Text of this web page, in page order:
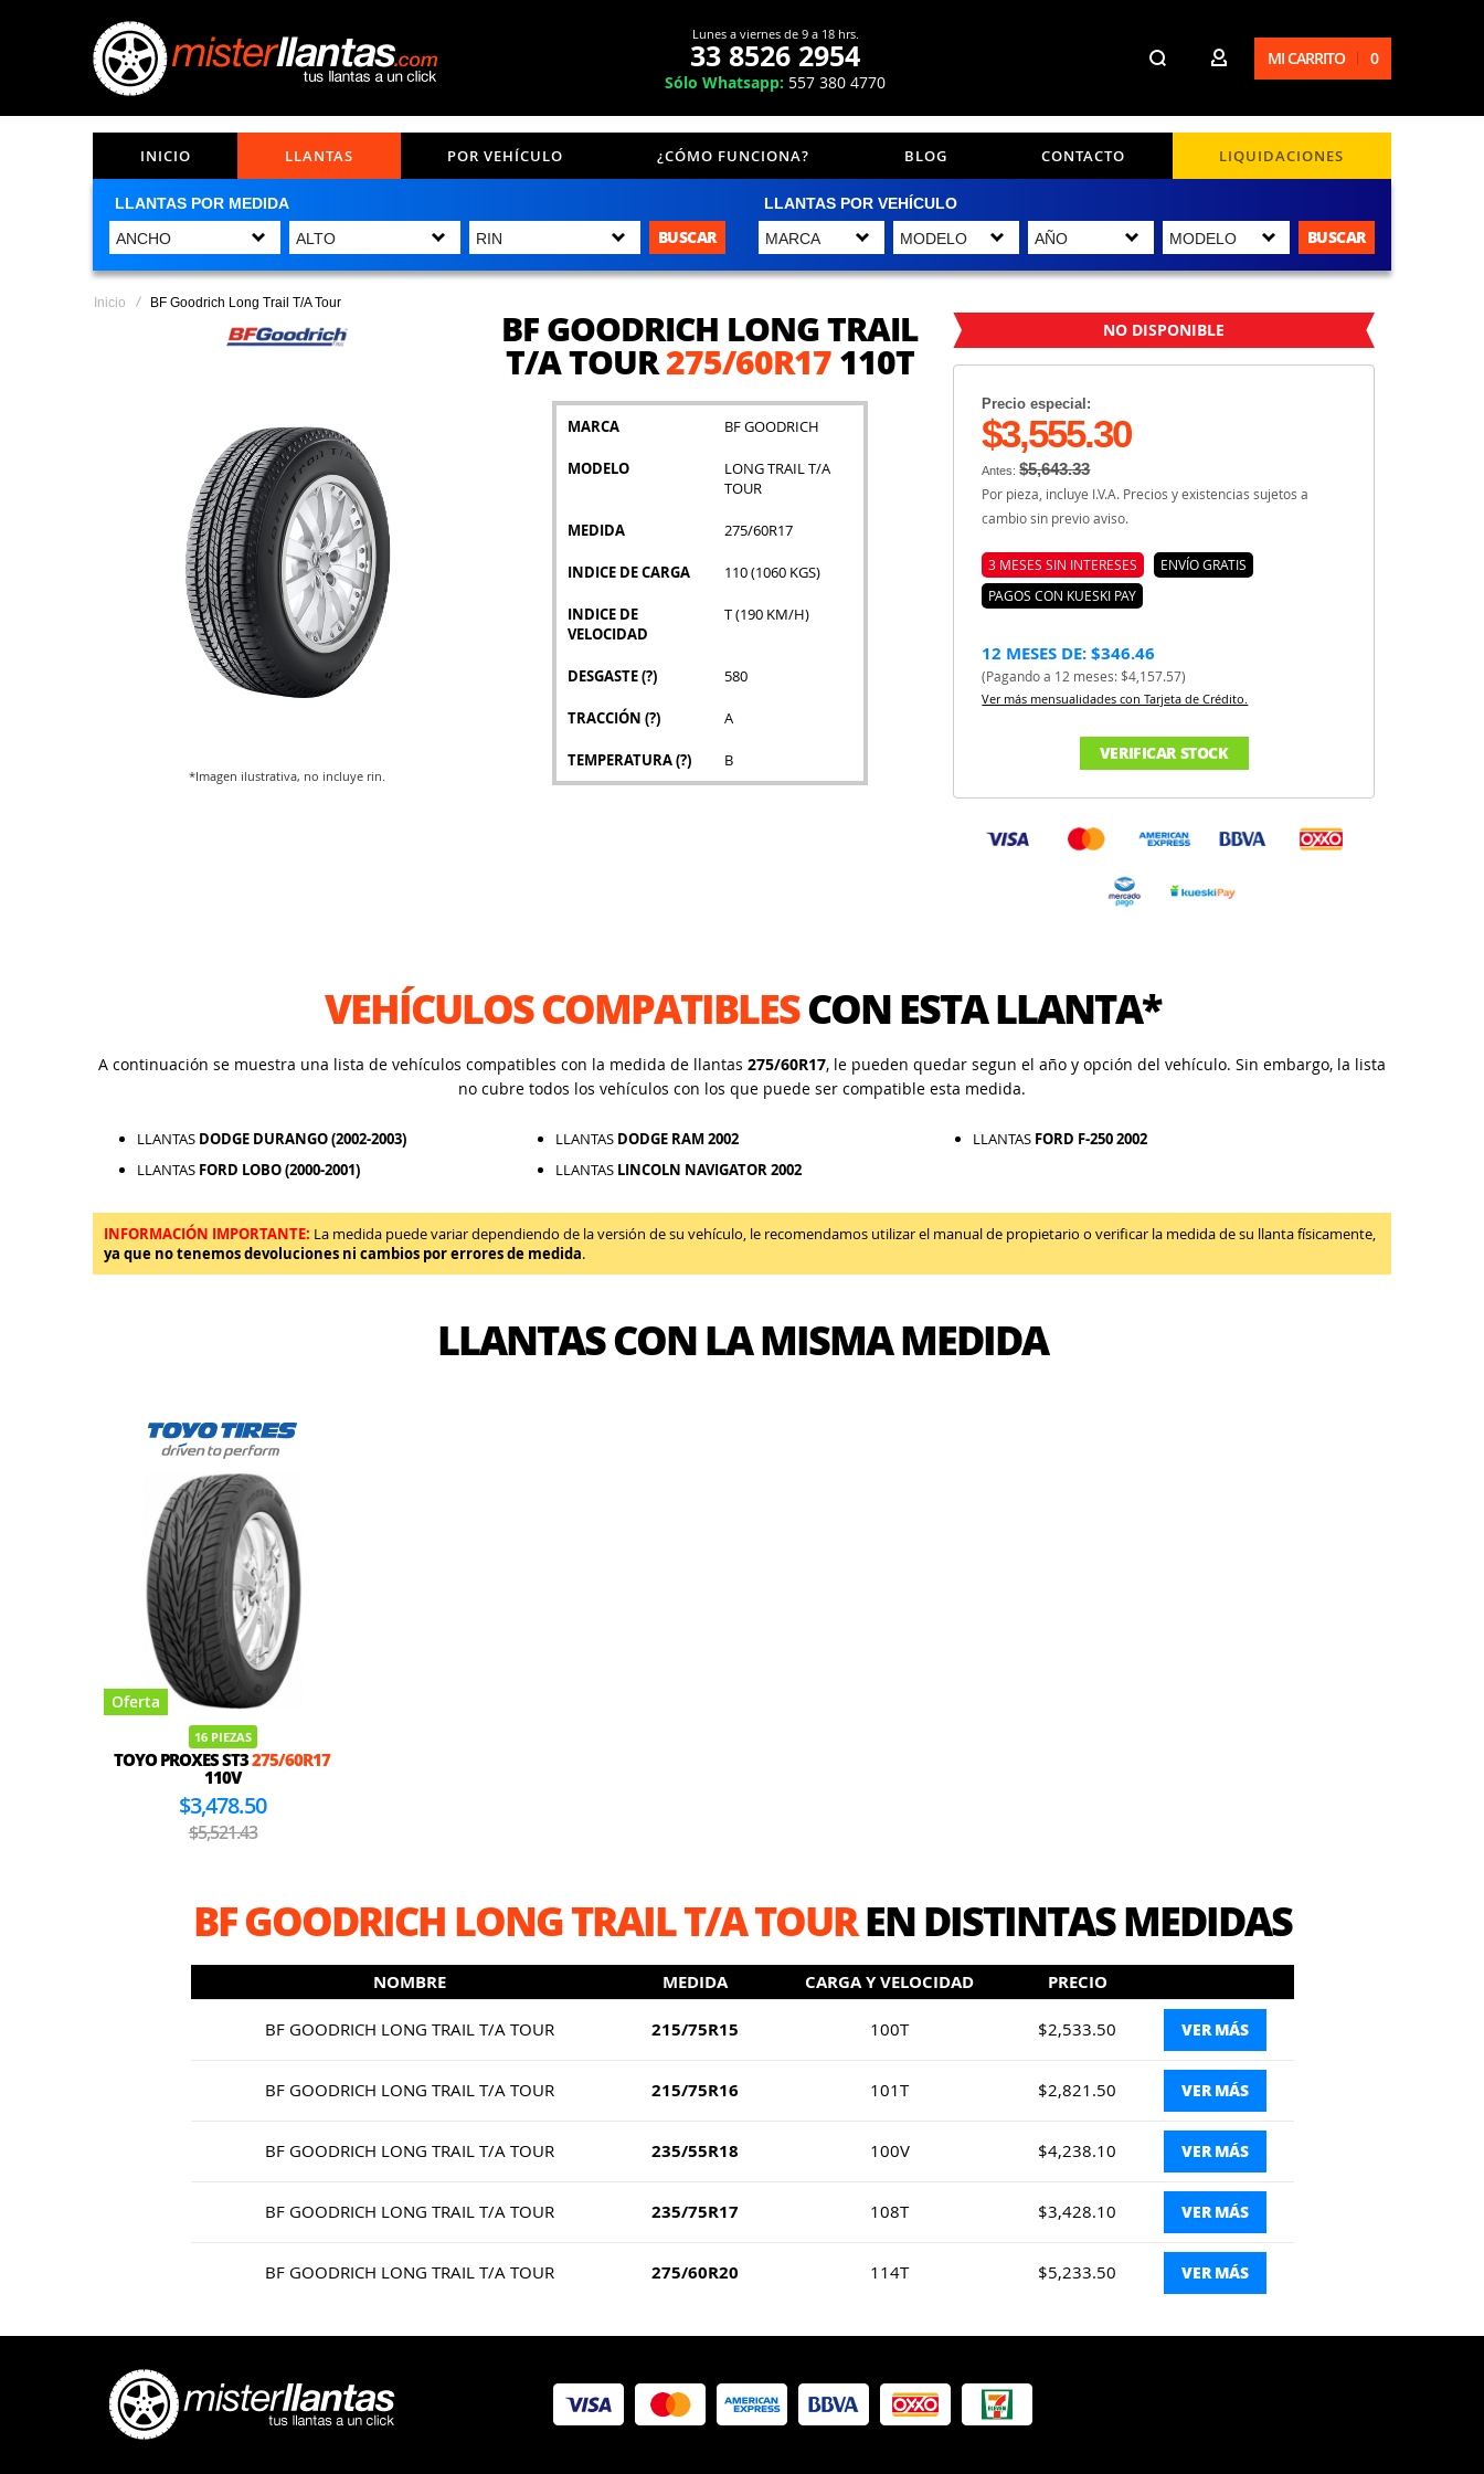
Lunes a viernes de 9 a 18 hrs.
33 8526 2954
Sólo Whatsapp: 557 380 4770
MI CARRITO 0
INICIO LLANTAS POR VEHÍCULO ¿CÓMO FUNCIONA? BLOG CONTACTO LIQUIDACIONES
LLANTAS POR MEDIDA
BUSCAR
LLANTAS POR VEHÍCULO
BUSCAR
Inicio BF Goodrich Long Trail T/A Tour
BF GOODRICH LONG TRAIL
T/A TOUR275/60R17110T
MARCA BF GOODRICH
MODELO
LONG TRAIL T/A
TOUR
MEDIDA 275/60R17
INDICE DE CARGA 110 (1060 KGS)
INDICE DE
VELOCIDAD
T (190 KM/H)
DESGASTE(?) 580
TRACCIÓN (?) A
TEMPERATURA(?) B
NO DISPONIBLE
Precio especial:
$3,555.30
Antes:$5,643.33
Por pieza, incluye I.V.A. Precios y existencias sujetos a
cambio sin previo aviso.
3 MESES SIN INTERESES
ENVÍO GRATIS
PAGOS CON KUESKI PAY
12 MESES DE: $346.46
(Pagando a 12 meses: $4,157.57)
Ver más mensualidades con Tarjeta de Crédito.
VERIFICAR STOCK
*Imagen ilustrativa, no incluye rin.
VEHÍCULOS COMPATIBLESCON ESTA LLANTA*
A continuación se muestra una lista de vehículos compatibles con la medida de llantas 275/60R17, le pueden quedar segun el año y opción del vehículo. Sin embargo, la lista
no cubre todos los vehículos con los que puede ser compatible esta medida.
LLANTAS DODGE DURANGO (2002-2003) LLANTAS DODGE RAM 2002 LLANTAS FORD F-250 2002
LLANTAS FORD LOBO (2000-2001) LLANTAS LINCOLN NAVIGATOR 2002
INFORMACIÓN IMPORTANTE: La medida puede variar dependiendo de la versión de su vehículo, le recomendamos utilizar el manual de propietario o verificar la medida de su llanta físicamente,
ya que no tenemos devoluciones ni cambios por errores de medida.
LLANTAS CON LA MISMA MEDIDA
Oferta
16 PIEZAS
TOYO PROXES ST3275/60R17
110V
$3,478.50
$5,521.43
BF GOODRICH LONG TRAIL T/A TOUREN DISTINTAS MEDIDAS
NOMBRE MEDIDA CARGA Y VELOCIDAD PRECIO
BF GOODRICH LONG TRAIL T/A TOUR 215/75R15 100T $2,533.50 VER MÁS
BF GOODRICH LONG TRAIL T/A TOUR 215/75R16 101T $2,821.50 VER MÁS
BF GOODRICH LONG TRAIL T/A TOUR 235/55R18 100V $4,238.10 VER MÁS
BF GOODRICH LONG TRAIL T/A TOUR 235/75R17 108T $3,428.10 VER MÁS
BF GOODRICH LONG TRAIL T/A TOUR 275/60R20 114T $5,233.50 VER MÁS